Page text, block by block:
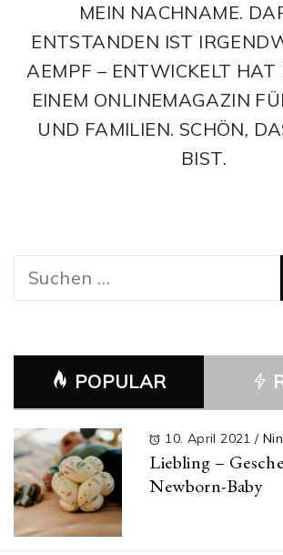
MEIN NACHNAME.
ENTSTANDEN IST
AEMPF – ENTWICKELT HAT
EINEM ONLINEMAGAZIN
UND FAMILIEN. SCHÖN,
BIST.
Suchen
POPULAR
10. April 2021/
Liebling –
Newborn-Baby